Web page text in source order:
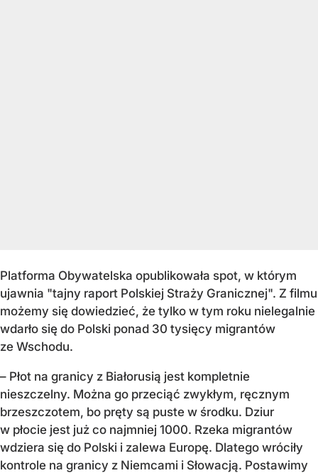
Platforma Obywatelska opublikowała spot, w którym
ujawnia "tajny raport Polskiej Straży Granicznej". Z filmu
możemy się dowiedzieć, że tylko w tym roku nielegalnie
wdarło się do Polski ponad 30 tysięcy migrantów
ze Wschodu.
– Płot na granicy z Białorusią jest kompletnie
nieszczelny. Można go przeciąć zwykłym, ręcznym
brzeszczotem, bo pręty są puste w środku. Dziur
w płocie jest już co najmniej 1000. Rzeka migrantów
wdziera się do Polski i zalewa Europę. Dlatego wróciły
kontrole na granicy z Niemcami i Słowacją. Postawimy